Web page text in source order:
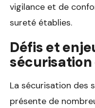
vigilance et de
sureté établies.
Défis et
sécurisation
La sécurisation des
présente de